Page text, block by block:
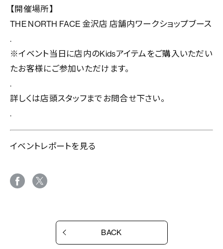
【開催場所】
THE NORTH FACE 金沢店 店舗内ワークショップブース
.
※イベント当日に店内のKidsアイテムをご購入いただい
たお客様にご参加いただけます。
.
詳しくは店頭スタッフまでお問合せ下さい。
.
イベントレポートを見る
BACK